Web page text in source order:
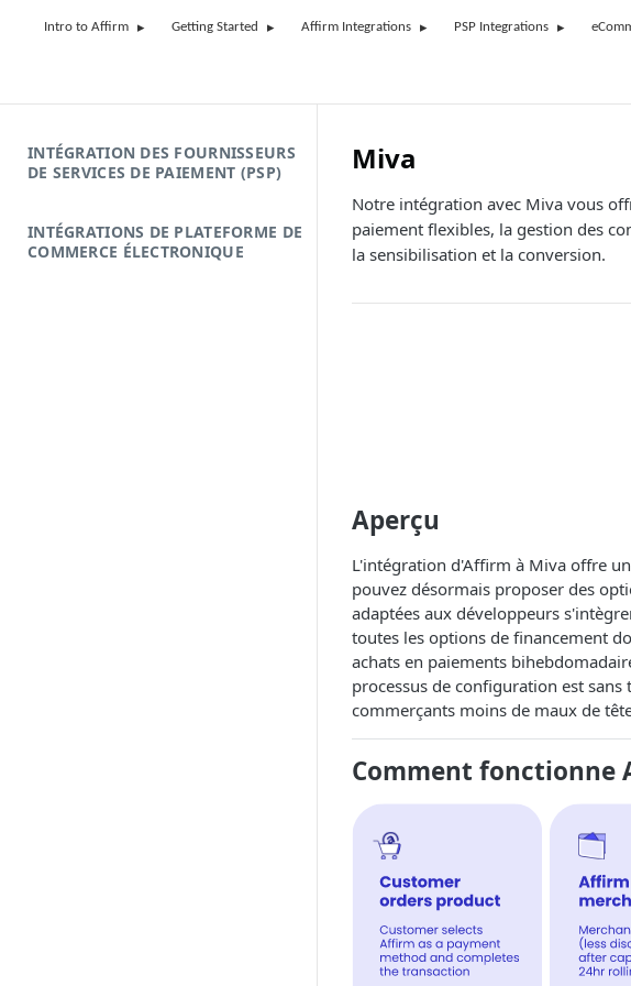
Intro to Affirm Getting Started Affirm Integrations PSP Integrations
INTÉGRATION DES FOURNISSEURS
DE SERVICES DE PAIEMENT (PSP)
INTÉGRATIONS DE PLATEFORME DE
COMMERCE ÉLECTRONIQUE
Miva
Notre intégration avec Miva vous
paiement flexibles, la gestion des
la sensibilisation et la conversion.
Aperçu
L'intégration d'Affirm à Miva offre
pouvez désormais proposer des
adaptées aux développeurs
toutes les options de financement
achats en paiements
processus de configuration est
commerçants moins de maux de
Comment fonctionne